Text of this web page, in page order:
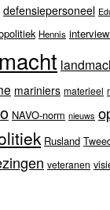
defensiepersoneel
Hennis interview
mariniers materieel
NAVO-norm nieuws
Rusland
veteranen